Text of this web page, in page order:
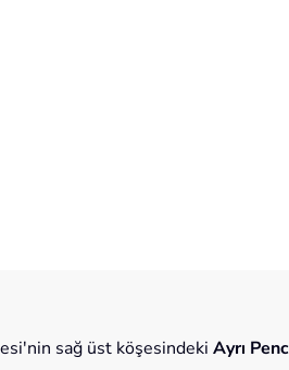
sağ üst köşesindeki Ayrı